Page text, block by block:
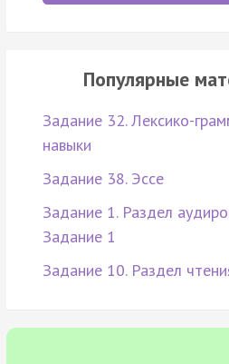
Популярные
Задание 32. Лексико-
навыки
Задание 38. Эссе
Задание 1. Раздел
Задание 1
Задание 10. Раздел